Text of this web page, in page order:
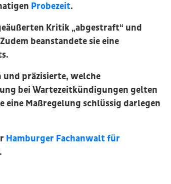
Probezeit.
Kritik „abgestraft“ und
beanstandete sie eine
und präzisierte, welche
bei Wartezeitkündigungen gelten
Maßregelung schlüssig darlegen
Hamburger Fachanwalt für